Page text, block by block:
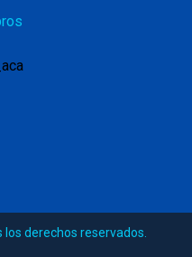
derechos reservados.